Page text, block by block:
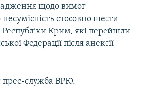
щодо вимог
стосовно шести
Республіки Крим, які перейшли
Федерації після анексії
прес-служба ВРЮ.